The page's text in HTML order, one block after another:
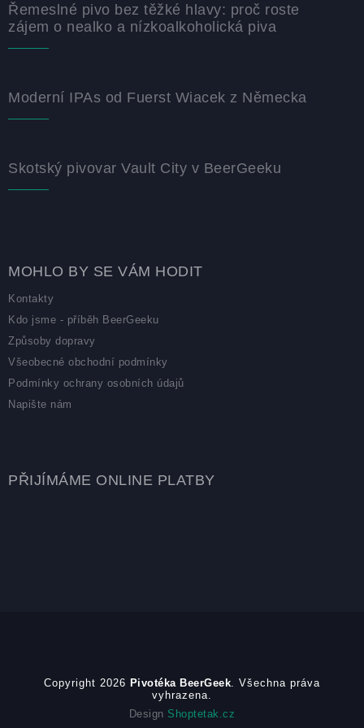
Řemeslné pivo bez těžké hlavy: proč roste
zájem o nealko a nízkoalkoholická piva
Moderní IPAs od Fuerst Wiacek z Německa
Skotský pivovar Vault City v BeerGeeku
MOHLO BY SE VÁM HODIT
Kontakty
Kdo jsme - příběh BeerGeeku
Způsoby dopravy
Všeobecné obchodní podmínky
Podmínky ochrany osobních údajů
Napište nám
PŘIJÍMÁME ONLINE PLATBY
Copyright 2026 Pivotéka BeerGeek. Všechna práva
vyhrazena.
Design Shoptetak.cz